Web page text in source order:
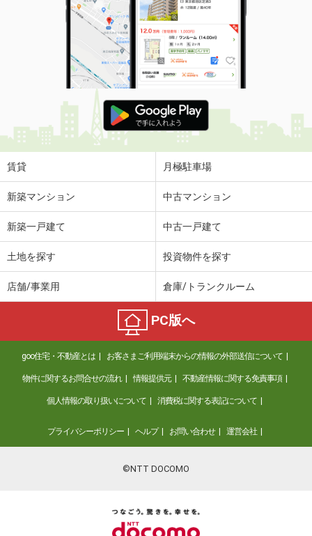
賃貸 月極駐車場
新築マンション 中古マンション
新築一戸建て 中古一戸建て
土地を探す 投資物件を探す
店舗/事業用 倉庫/トランクルーム
PC版へ
goo住宅・不動産とは お客さまご利用端末からの情報の外部送信について
物件に関するお問合せの流れ 情報提供元 不動産情報に関する免責事項
個人情報の取り扱いについて 消費税に関する表記について
プライバシーポリシー ヘルプ お問い合わせ 運営会社
©NTT DOCOMO